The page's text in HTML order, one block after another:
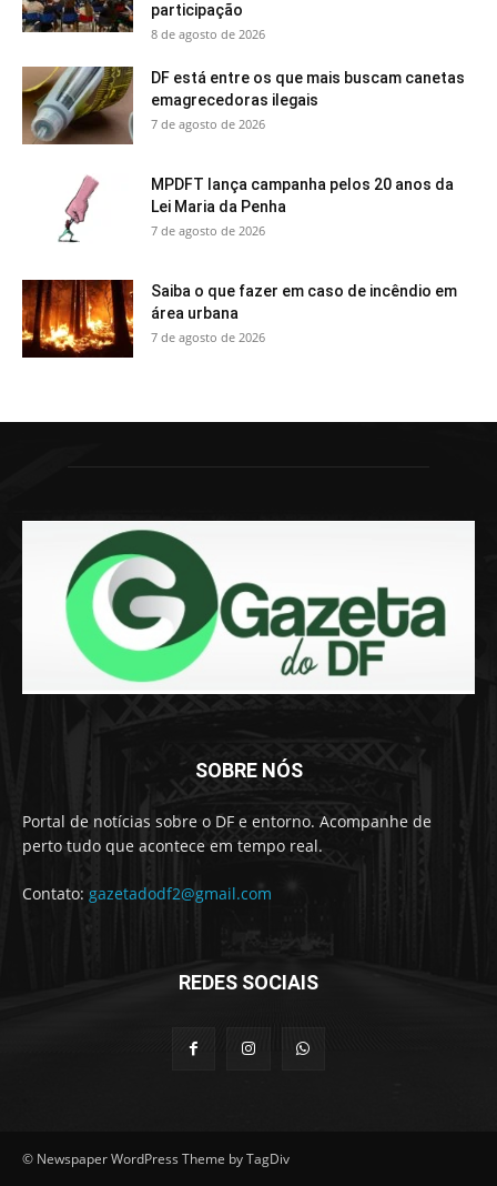
participação
8 de agosto de 2026
DF está entre os que mais buscam canetas
emagrecedoras ilegais
7 de agosto de 2026
MPDFT lança campanha pelos 20 anos da
Lei Maria da Penha
7 de agosto de 2026
Saiba o que fazer em caso de incêndio em
área urbana
7 de agosto de 2026
SOBRE NÓS
Portal de notícias sobre o DF e entorno. Acompanhe de
perto tudo que acontece em tempo real.
Contato: gazetadodf2@gmail.com
REDES SOCIAIS
© Newspaper WordPress Theme by TagDiv